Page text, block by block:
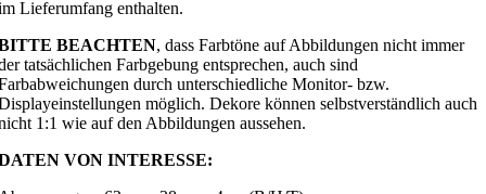
Lieferumfang enthalten.
BEACHTEN, dass Farbtöne auf Abbildungen nicht immer
tatsächlichen Farbgebung entsprechen, auch sind
durch unterschiedliche Monitor- bzw.
möglich. Dekore können selbstverständlich auch
1:1 wie auf den Abbildungen aussehen.
VON INTERESSE: